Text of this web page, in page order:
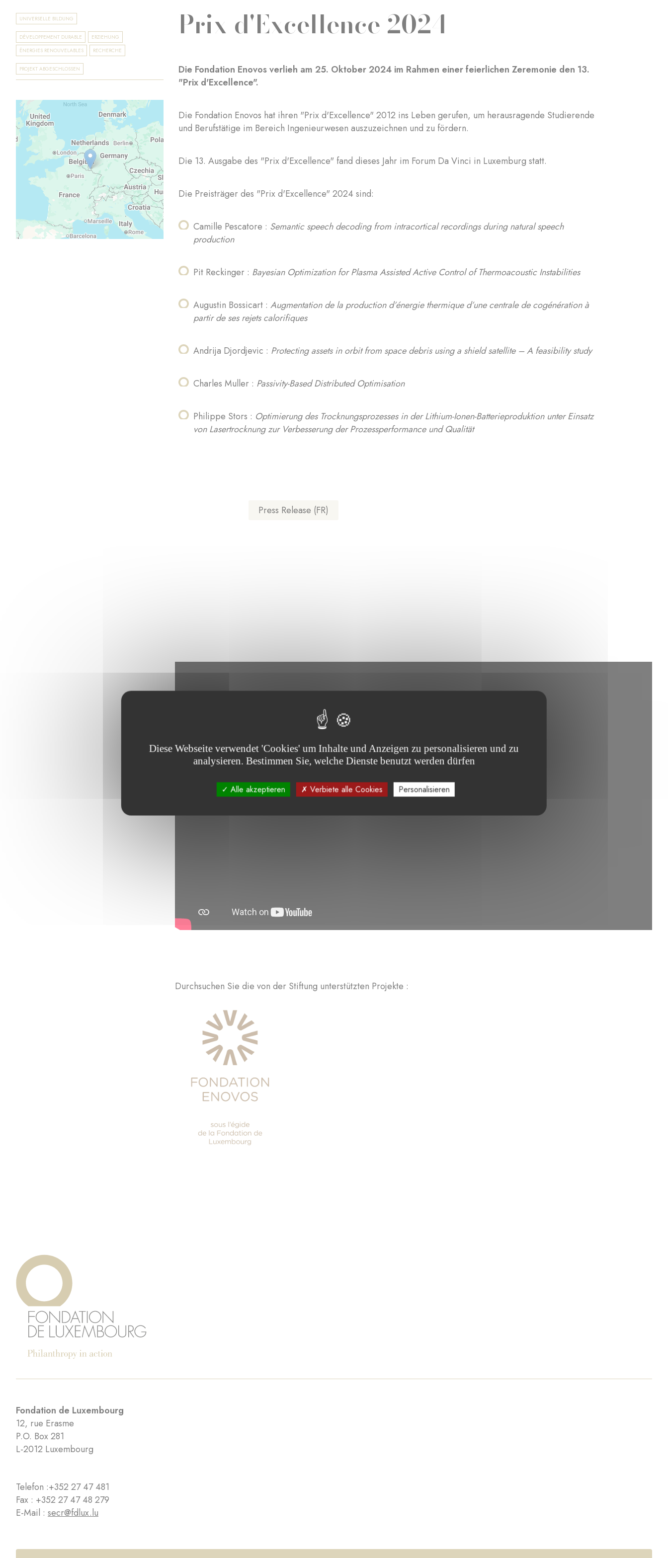
UNIVERSELLE BILDUNG
DÉVELOPPEMENT DURABLE
ERZIEHUNG
ÉNERGIES RENOUVELABLES
RECHERCHE
PROJEKT ABGESCHLOSSEN
Prix d'Excellence 2024
Die Fondation Enovos verlieh am 25. Oktober 2024 im Rahmen einer feierlichen Zeremonie den 13.
"Prix d'Excellence".
Die Fondation Enovos hat ihren "Prix d'Excellence" 2012 ins Leben gerufen, um herausragende Studierende
und Berufstätige im Bereich Ingenieurwesen auszuzeichnen und zu fördern.
Die 13. Ausgabe des "Prix d'Excellence" fand dieses Jahr im Forum Da Vinci in Luxemburg statt.
Die Preisträger des "Prix d'Excellence" 2024 sind:
Camille Pescatore : Semantic speech decoding from intracortical recordings during natural speech
production
Pit Reckinger : Bayesian Optimization for Plasma Assisted Active Control of Thermoacoustic Instabilities
Augustin Bossicart :Augmentation de la production d’énergie thermique d’une centrale de cogénération à
partir de ses rejets calorifiques
Andrija Djordjevic : Protecting assets in orbit from space debris using a shield satellite – A feasibility study
Charles Muller : Passivity-Based Distributed Optimisation
Philippe Stors : Optimierung des Trocknungsprozesses in der Lithium-Ionen-Batterieproduktion unter Einsatz
von Lasertrocknung zur Verbesserung der Prozessperformance und Qualität
Press Release (FR)
Durchsuchen Sie die von der Stiftung unterstützten Projekte :
Fondation de Luxembourg
12, rue Erasme
P.O. Box 281
L-2012 Luxembourg
Telefon :+352 27 47 481
Fax : +352 27 47 48 279
E-Mail : secr@fdlux.lu
Diese Webseite verwendet 'Cookies' um Inhalte und Anzeigen zu personalisieren und zu
analysieren. Bestimmen Sie, welche Dienste benutzt werden dürfen
Alle akzeptieren Verbiete alle Cookies Personalisieren